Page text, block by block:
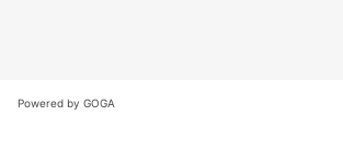
Powered by GOGA